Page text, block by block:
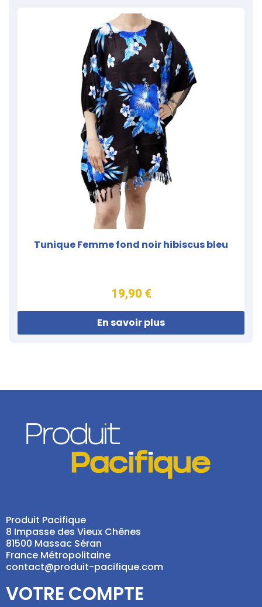
Tunique Femme fond noir hibiscus bleu
19,90 €
En savoir plus
Produit Pacifique
8 Impasse des Vieux Chênes
81500 Massac Séran
France Métropolitaine
contact@produit-pacifique.com
VOTRE COMPTE